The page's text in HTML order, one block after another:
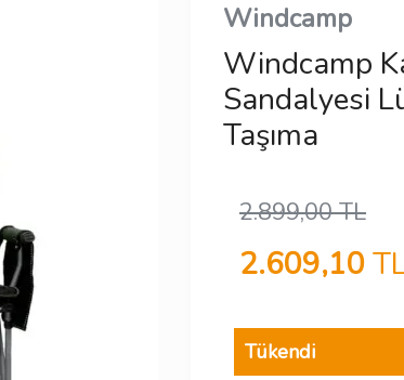
Windcamp
Windcamp
Sandalyesi
Taşıma
2.899,00TL
2.609,10
Tükendi